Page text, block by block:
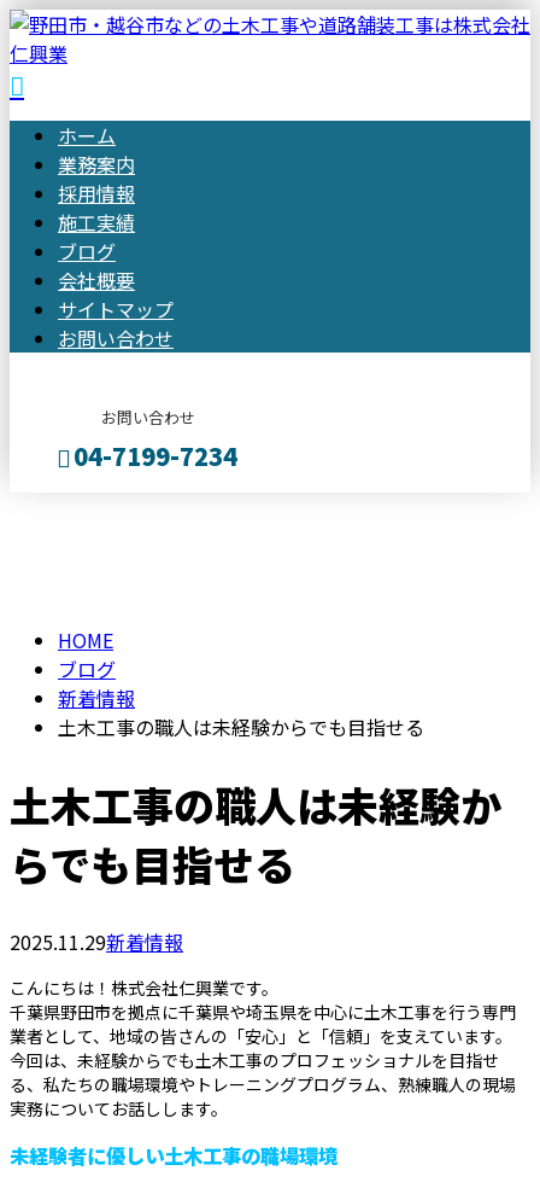
ホーム
業務案内
採用情報
施工実績
ブログ
会社概要
サイトマップ
お問い合わせ
お問い合わせ
04-7199-7234
HOME
ブログ
新着情報
土木工事の職人は未経験からでも目指せる
土木工事の職人は未経験か
らでも目指せる
2025.11.29新着情報
こんにちは！株式会社仁興業です。
千葉県野田市を拠点に千葉県や埼玉県を中心に土木工事を行う専門
業者として、地域の皆さんの「安心」と「信頼」を支えています。
今回は、未経験からでも土木工事のプロフェッショナルを目指せ
る、私たちの職場環境やトレーニングプログラム、熟練職人の現場
実務についてお話しします。
未経験者に優しい土木工事の職場環境